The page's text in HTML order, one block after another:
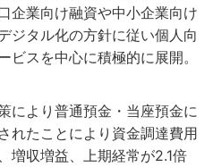
企業向け融資や中小企業向け
ジタル化の方針に従い個人向
ビスを中心に積極的に展開。
により普通預金・当座預金に
れたことにより資金調達費用
増収増益、上期経常が2.1倍